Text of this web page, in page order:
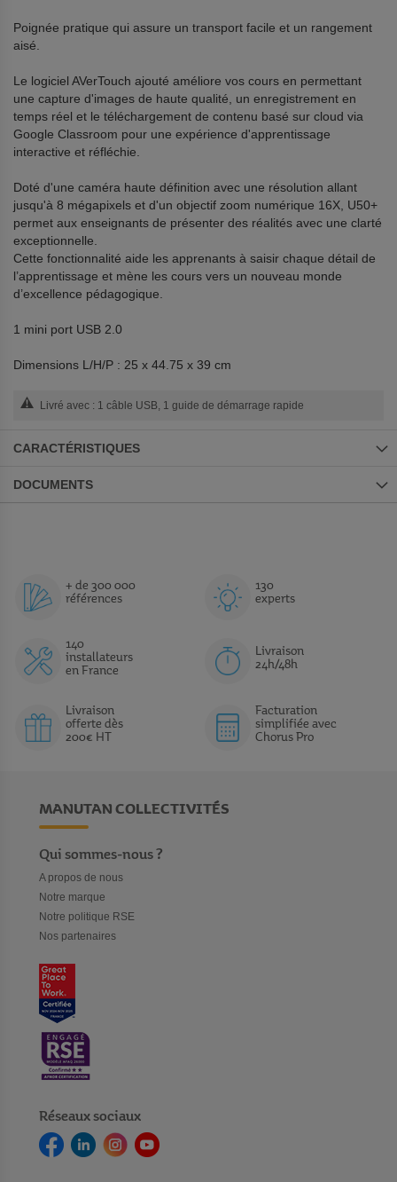
Poignée pratique qui assure un transport facile et un rangement
aisé.
Le logiciel AVerTouch ajouté améliore vos cours en permettant
une capture d'images de haute qualité, un enregistrement en
temps réel et le téléchargement de contenu basé sur cloud via
Google Classroom pour une expérience d'apprentissage
interactive et réfléchie.
Doté d'une caméra haute définition avec une résolution allant
jusqu'à 8 mégapixels et d'un objectif zoom numérique 16X, U50+
permet aux enseignants de présenter des réalités avec une clarté
exceptionnelle.
Cette fonctionnalité aide les apprenants à saisir chaque détail de
l’apprentissage et mène les cours vers un nouveau monde
d’excellence pédagogique.
1 mini port USB 2.0
Dimensions L/H/P : 25 x 44.75 x 39 cm
Livré avec : 1 câble USB, 1 guide de démarrage rapide
CARACTÉRISTIQUES
DOCUMENTS
+ de 300 000
références
130
experts
140
installateurs
en France
Livraison
24h/48h
Livraison
offerte dès
200€ HT
Facturation
simplifiée avec
Chorus Pro
MANUTAN COLLECTIVITÉS
Qui sommes-nous ?
A propos de nous
Notre marque
Notre politique RSE
Nos partenaires
Réseaux sociaux